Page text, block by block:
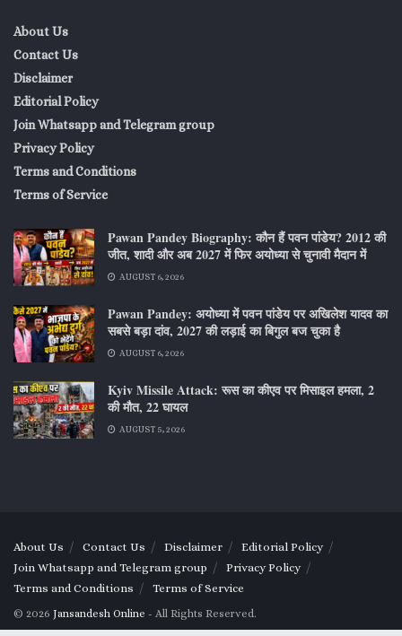
About Us
Contact Us
Disclaimer
Editorial Policy
Join Whatsapp and Telegram group
Privacy Policy
Terms and Conditions
Terms of Service
Pawan Pandey Biography: कौन हैं पवन पांडेय? 2012 की
जीत, शादी और अब 2027 में फिर अयोध्या से चुनावी मैदान में
AUGUST 6, 2026
Pawan Pandey: अयोध्या में पवन पांडेय पर अखिलेश यादव का
सबसे बड़ा दांव, 2027 की लड़ाई का बिगुल बज चुका है
AUGUST 6, 2026
Kyiv Missile Attack: रूस का कीएव पर मिसाइल हमला, 2
की मौत, 22 घायल
AUGUST 5, 2026
About Us Contact Us Disclaimer
Editorial Policy
Join Whatsapp and Telegram group
Privacy Policy
Terms and Conditions
Terms of Service
© 2026 Jansandesh Online - All Rights Reserved.